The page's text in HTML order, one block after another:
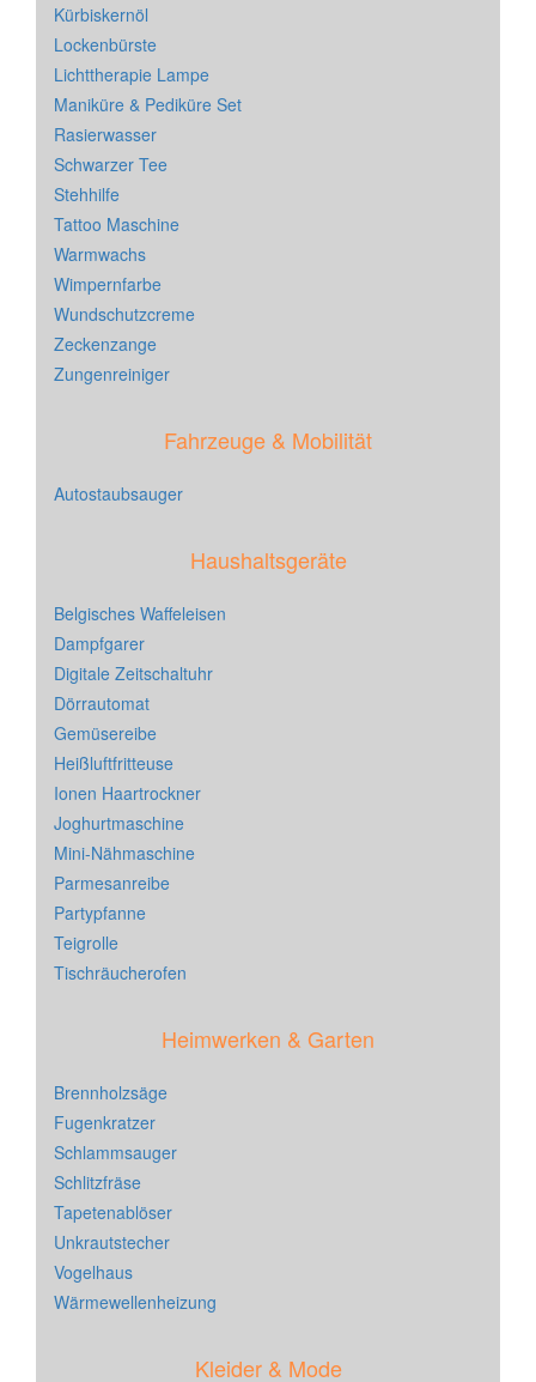
Kürbiskernöl
Lockenbürste
Lichttherapie Lampe
Maniküre & Pediküre Set
Rasierwasser
Schwarzer Tee
Stehhilfe
Tattoo Maschine
Warmwachs
Wimpernfarbe
Wundschutzcreme
Zeckenzange
Zungenreiniger
Fahrzeuge & Mobilität
Autostaubsauger
Haushaltsgeräte
Belgisches Waffeleisen
Dampfgarer
Digitale Zeitschaltuhr
Dörrautomat
Gemüsereibe
Heißluftfritteuse
Ionen Haartrockner
Joghurtmaschine
Mini-Nähmaschine
Parmesanreibe
Partypfanne
Teigrolle
Tischräucherofen
Heimwerken & Garten
Brennholzsäge
Fugenkratzer
Schlammsauger
Schlitzfräse
Tapetenablöser
Unkrautstecher
Vogelhaus
Wärmewellenheizung
Kleider & Mode